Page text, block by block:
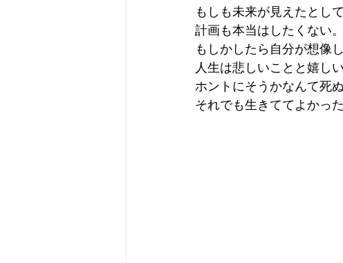
もしも未来が見えたとし
計画も本当はしたくない。
もしかしたら自分が想像
人生は悲しいことと嬉し
ホントにそうかなんて死
それでも生きててよかっ